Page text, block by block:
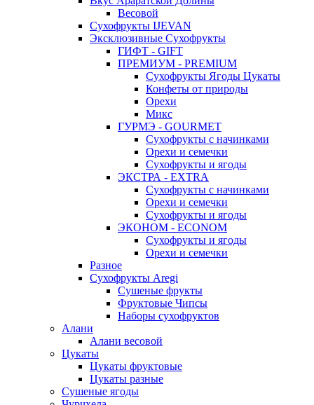
Весовой
Сухофрукты IJEVAN
Эксклюзивные Сухофрукты
ГИФТ - GIFT
ПРЕМИУМ - PREMIUM
Сухофрукты Ягоды Цукаты
Конфеты от природы
Орехи
Микс
ГУРМЭ - GOURMET
Сухофрукты с начинками
Орехи и семечки
Сухофрукты и ягоды
ЭКСТРА - EXTRA
Сухофрукты с начинками
Орехи и семечки
Сухофрукты и ягоды
ЭКОНОМ - ECONOM
Сухофрукты и ягоды
Орехи и семечки
Разное
Сухофрукты Aregi
Сушеные фрукты
Фруктовые Чипсы
Наборы сухофруктов
Алани
Алани весовой
Цукаты
Цукаты фруктовые
Цукаты разные
Сушеные ягоды